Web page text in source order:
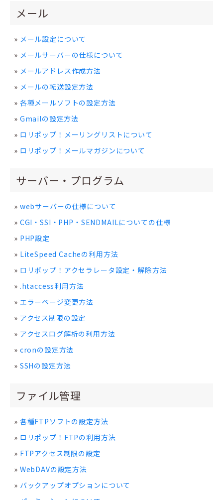
メール
メール設定について
メールサーバーの仕様について
メールアドレス作成方法
メールの転送設定方法
各種メールソフトの設定方法
Gmailの設定方法
ロリポップ！メーリングリストについて
ロリポップ！メールマガジンについて
サーバー・プログラム
webサーバーの仕様について
CGI・SSI・PHP・SENDMAILについての仕様
PHP設定
LiteSpeed Cacheの利用方法
ロリポップ！アクセラレータ設定・解除方法
.htaccess利用方法
エラーページ変更方法
アクセス制限の設定
アクセスログ解析の利用方法
cronの設定方法
SSHの設定方法
ファイル管理
各種FTPソフトの設定方法
ロリポップ！FTPの利用方法
FTPアクセス制限の設定
WebDAVの設定方法
バックアップオプションについて